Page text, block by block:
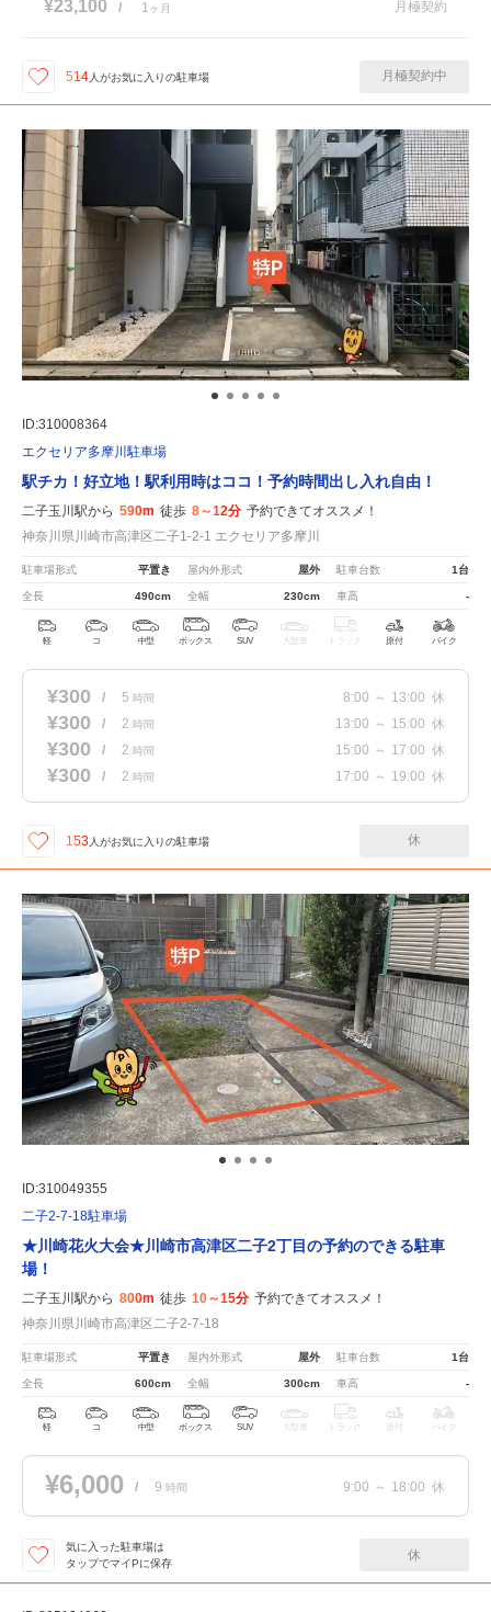
¥23,100 / 1 ヶ月 月極契約
514 人がお気に入りの駐車場 月極契約中
ID:310008364
エクセリア多摩川駐車場
駅チカ！好立地！駅利用時はココ！予約時間出し入れ自由！
二子玉川駅から 590m 徒歩 8～12分 予約できてオススメ！
神奈川県川崎市高津区二子1-2-1 エクセリア多摩川
駐車場形式 平置き 屋内外形式 屋外 駐車台数 1台
全長 490cm 全幅 230cm 車高 -
軽 コ 中型 ボックス SUV 大型車 トラック 原付 バイク
¥300 / 5 時間 8:00 ～ 13:00 休
¥300 / 2 時間 13:00 ～ 15:00 休
¥300 / 2 時間 15:00 ～ 17:00 休
¥300 / 2 時間 17:00 ～ 19:00 休
153 人がお気に入りの駐車場 休
ID:310049355
二子2-7-18駐車場
★川崎花火大会★川崎市高津区二子2丁目の予約のできる駐車
場！
二子玉川駅から 800m 徒歩 10～15分 予約できてオススメ！
神奈川県川崎市高津区二子2-7-18
駐車場形式 平置き 屋内外形式 屋外 駐車台数 1台
全長 600cm 全幅 300cm 車高 -
軽 コ 中型 ボックス SUV 大型車 トラック 原付 バイク
¥6,000 / 9 時間 9:00 ～ 18:00 休
気に入った駐車場は
タップでマイPに保存
休